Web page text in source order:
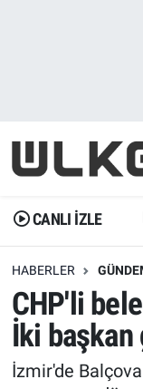
CANLI İZLE
HABERLER
CHP'li
İki başkan
İzmir'de
Gündem
Dünya
Erişim
Ekonomi
Gündem
Trend
Erişim
Spor
İstanbul
Trafik
Erişim
Tüm